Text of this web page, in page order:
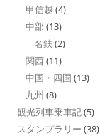
甲信越 (4)
中部 (13)
名鉄 (2)
関西(11)
中国・四国 (13)
九州 (8)
観光列車乗車記(5)
スタンプラリー (38)